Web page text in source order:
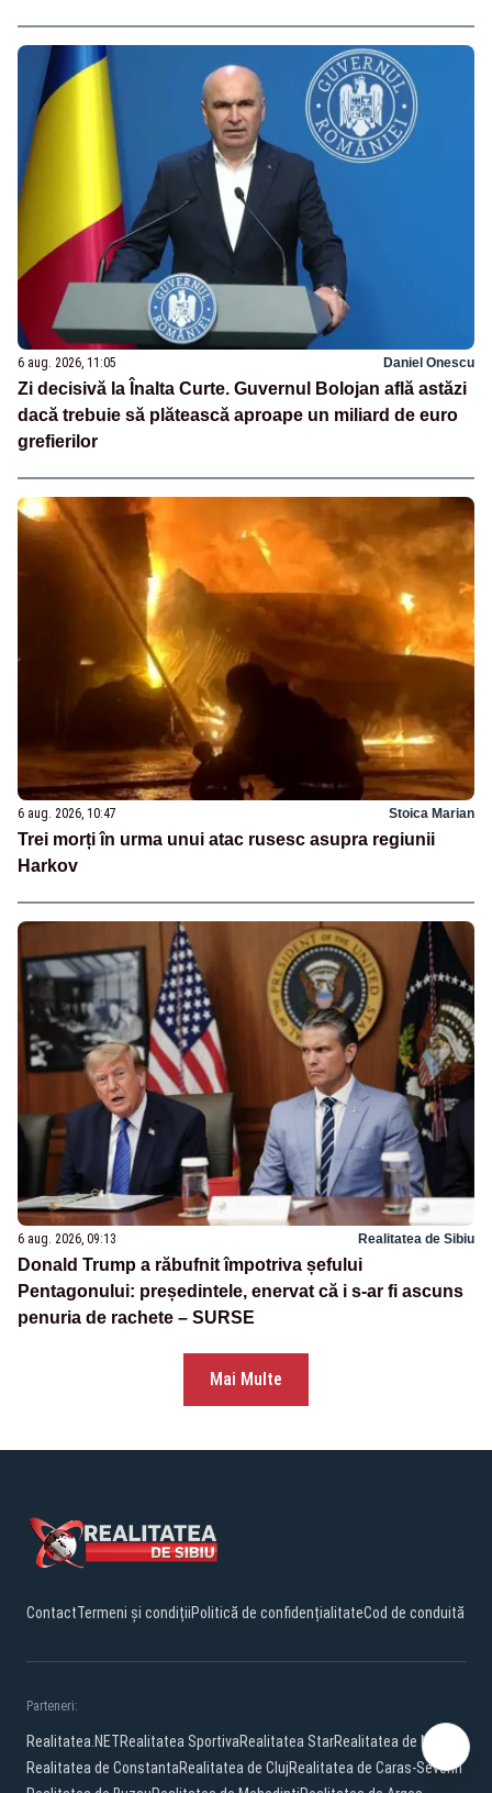
6 aug. 2026, 11:05 Daniel Onescu
Zi decisivă la Înalta Curte. Guvernul Bolojan află astăzi
dacă trebuie să plătească aproape un miliard de euro
grefierilor
6 aug. 2026, 10:47 Stoica Marian
Trei morți în urma unui atac rusesc asupra regiunii
Harkov
6 aug. 2026, 09:13 Realitatea de Sibiu
Donald Trump a răbufnit împotriva șefului
Pentagonului: președintele, enervat că i s-ar fi ascuns
penuria de rachete – SURSE
Mai Multe
ContactTermeni și condițiiPolitică de confidențialitateCod de conduită
Parteneri:
Realitatea.NETRealitatea SportivaRealitatea StarRealitatea de Neamt
Realitatea de ConstantaRealitatea de ClujRealitatea de Caras-Severin